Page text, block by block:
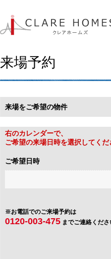
来場予約
来場をご希望の物件
右のカレンダーで、
ご希望の来場日時を選択してくだ
ご希望日時
※お電話でのご来場予約は
0120-003-475までご連絡くださ